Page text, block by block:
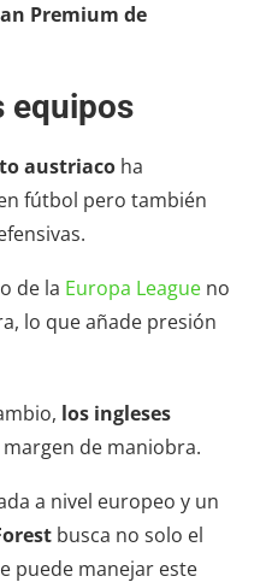
Premium de
equipos
austriaco ha
fútbol pero también
de la Europa League no
lo que añade presión
los ingleses
de maniobra.
a nivel europeo y un
busca no solo el
puede manejar este